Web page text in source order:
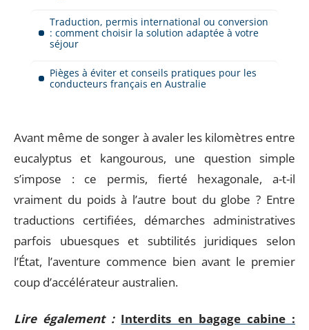
Traduction, permis international ou conversion
: comment choisir la solution adaptée à votre
séjour
Pièges à éviter et conseils pratiques pour les
conducteurs français en Australie
Avant même de songer à avaler les kilomètres entre
eucalyptus et kangourous, une question simple
s’impose : ce permis, fierté hexagonale, a-t-il
vraiment du poids à l’autre bout du globe ? Entre
traductions certifiées, démarches administratives
parfois ubuesques et subtilités juridiques selon
l’État, l’aventure commence bien avant le premier
coup d’accélérateur australien.
Lire également : Interdits en bagage cabine :